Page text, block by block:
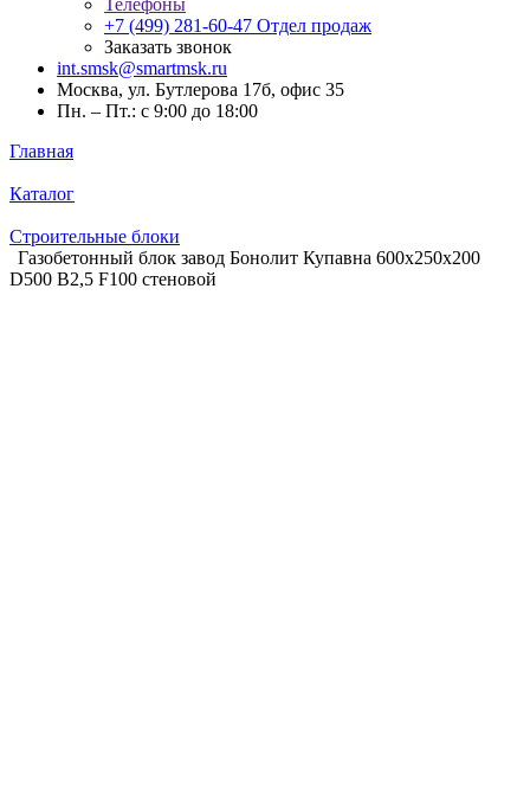
Телефоны
+7 (499) 281-60-47 Отдел продаж
Заказать звонок
int.smsk@smartmsk.ru
Москва, ул. Бутлерова 17б, офис 35
Пн. – Пт.: с 9:00 до 18:00
Главная
Каталог
Строительные блоки
Газобетонный блок завод Бонолит Купавна 600х250х200
D500 B2,5 F100 стеновой